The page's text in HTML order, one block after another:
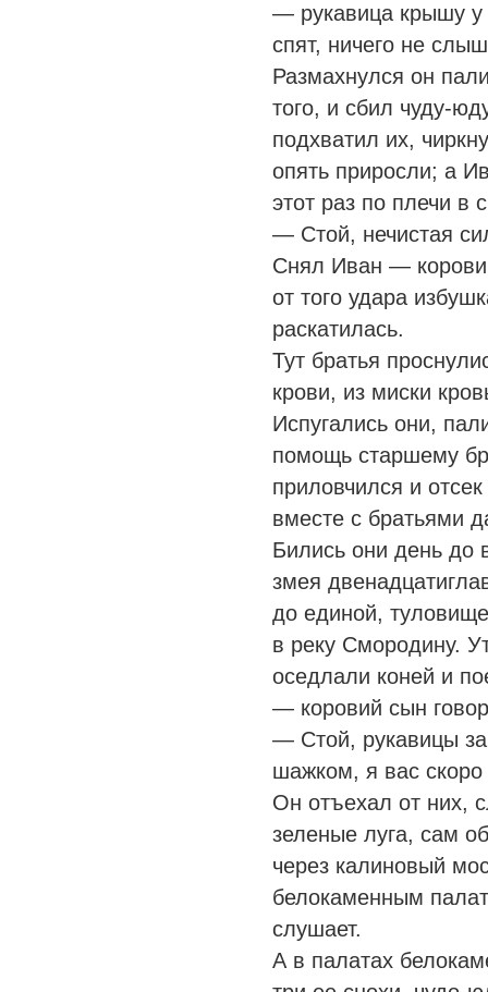
— рукавица крышу у
спят, ничего не
Размахнулся он
того, и сбил чуду-
подхватил их,
опять приросли; а
этот раз по плечи в
— Стой, нечистая
Снял Иван —
от того удара
раскатилась.
Тут братья
крови, из миски
Испугались они,
помощь старшему
приловчился и
вместе с братьями
Бились они день до
змея
до единой,
в реку Смородину.
оседлали коней и
— коровий сын
— Стой, рукавицы
шажком, я вас
Он отъехал от них,
зеленые луга, сам
через калиновый
белокаменным
слушает.
А в палатах